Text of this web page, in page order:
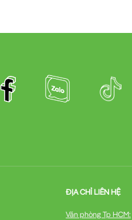
ĐỊA CHỈ LIÊN HỆ
Văn phòng Tp HCM: